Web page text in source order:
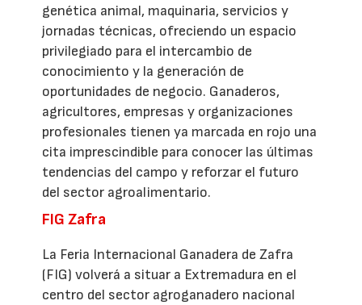
genética animal, maquinaria, servicios y
jornadas técnicas, ofreciendo un espacio
privilegiado para el intercambio de
conocimiento y la generación de
oportunidades de negocio. Ganaderos,
agricultores, empresas y organizaciones
profesionales tienen ya marcada en rojo una
cita imprescindible para conocer las últimas
tendencias del campo y reforzar el futuro
del sector agroalimentario.
FIG Zafra
La Feria Internacional Ganadera de Zafra
(FIG) volverá a situar a Extremadura en el
centro del sector agroganadero nacional